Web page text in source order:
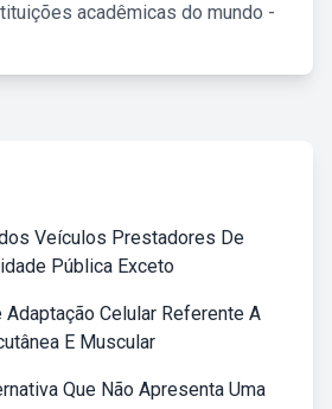
acadêmicas do mundo -
Veículos Prestadores De
Pública Exceto
Celular Referente A
E Muscular
Que Não Apresenta Uma